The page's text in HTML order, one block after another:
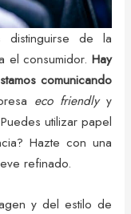
de la
el consumidor.Hay
comunicando
eco friendlyy
utilizar papel
Hazte con una
refinado.
y del estilo de